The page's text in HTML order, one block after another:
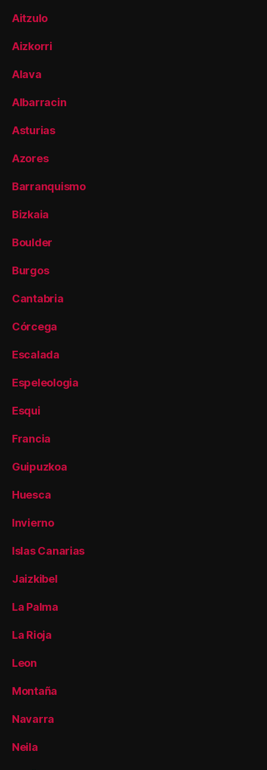
Aitzulo
Aizkorri
Alava
Albarracin
Asturias
Azores
Barranquismo
Bizkaia
Boulder
Burgos
Cantabria
Córcega
Escalada
Espeleologia
Esqui
Francia
Guipuzkoa
Huesca
Invierno
Islas Canarias
Jaizkibel
La Palma
La Rioja
Leon
Montaña
Navarra
Neila